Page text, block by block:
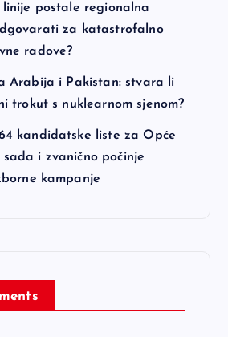
linije postale regionalna
za katastrofalno
radove?
Arabija i Pakistan: stvara li
trokut s nuklearnom sjenom?
kandidatske liste za Opće
i zvanično počinje
kampanje